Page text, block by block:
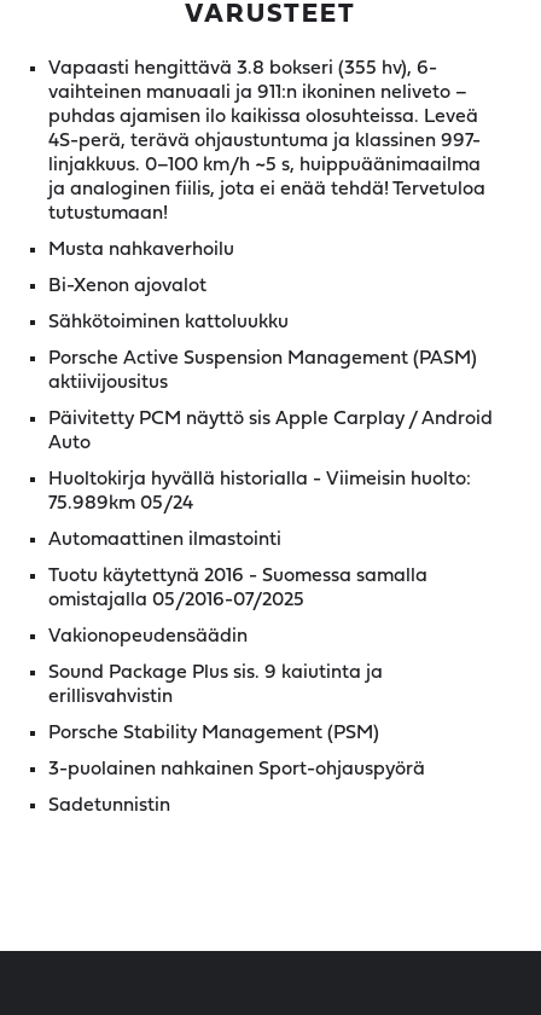
VARUSTEET
Vapaasti hengittävä 3.8 bokseri (355 hv), 6-
vaihteinen manuaali ja 911:n ikoninen neliveto –
puhdas ajamisen ilo kaikissa olosuhteissa. Leveä
4S-perä, terävä ohjaustuntuma ja klassinen 997-
linjakkuus. 0–100 km/h ~5 s, huippuäänimaailma
ja analoginen fiilis, jota ei enää tehdä! Tervetuloa
tutustumaan!
Musta nahkaverhoilu
Bi-Xenon ajovalot
Sähkötoiminen kattoluukku
Porsche Active Suspension Management (PASM)
aktiivijousitus
Päivitetty PCM näyttö sis Apple Carplay / Android
Auto
Huoltokirja hyvällä historialla - Viimeisin huolto:
75.989km 05/24
Automaattinen ilmastointi
Tuotu käytettynä 2016 - Suomessa samalla
omistajalla 05/2016-07/2025
Vakionopeudensäädin
Sound Package Plus sis. 9 kaiutinta ja
erillisvahvistin
Porsche Stability Management (PSM)
3-puolainen nahkainen Sport-ohjauspyörä
Sadetunnistin